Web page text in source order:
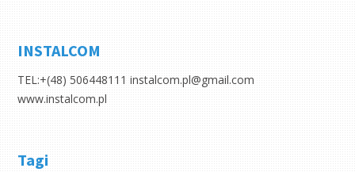
INSTALCOM
TEL:+(48) 506448111 instalcom.pl@gmail.com
www.instalcom.pl
Tagi